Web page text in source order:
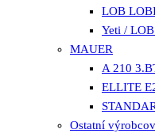
LOB
Yeti /
MAUER
A 210
ELLITE
Ostatní